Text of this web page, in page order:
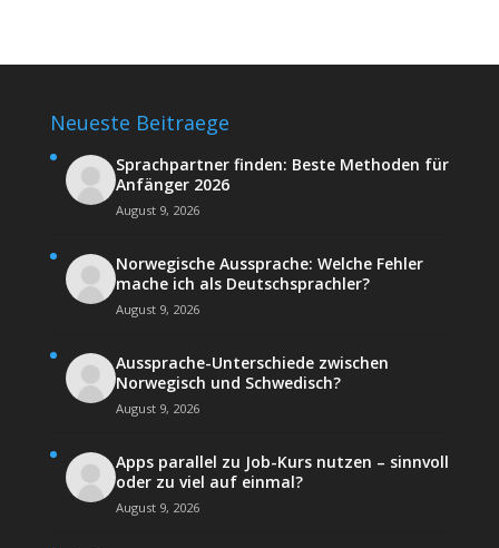
Neueste Beitraege
Sprachpartner finden: Beste Methoden für
Anfänger 2026
August 9, 2026
Norwegische Aussprache: Welche Fehler
mache ich als Deutschsprachler?
August 9, 2026
Aussprache-Unterschiede zwischen
Norwegisch und Schwedisch?
August 9, 2026
Apps parallel zu Job-Kurs nutzen – sinnvoll
oder zu viel auf einmal?
August 9, 2026